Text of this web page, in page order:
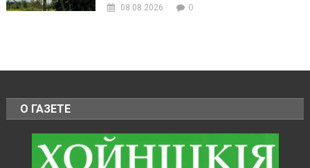
08.08.2026 0
О ГАЗЕТЕ